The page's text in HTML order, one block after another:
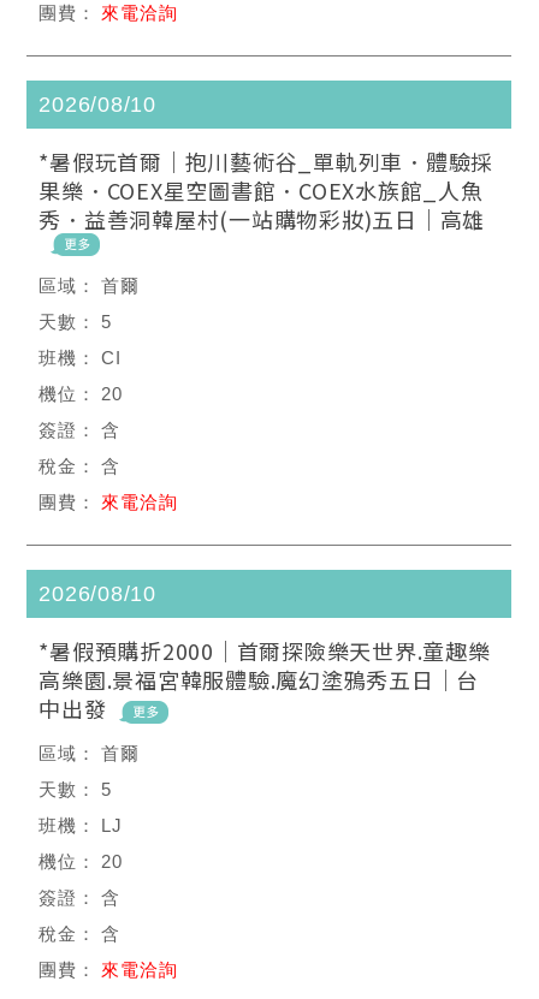
來電洽詢
2026/08/10
*暑假玩首爾｜抱川藝術谷_單軌列車．體驗採
果樂．COEX星空圖書館．COEX水族館_人魚
秀．益善洞韓屋村(一站購物彩妝)五日｜高雄
首爾
5
CI
20
含
含
來電洽詢
2026/08/10
*暑假預購折2000｜首爾探險樂天世界.童趣樂
高樂園.景福宮韓服體驗.魔幻塗鴉秀五日｜台
中出發
首爾
5
LJ
20
含
含
來電洽詢